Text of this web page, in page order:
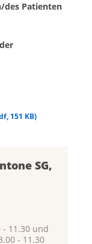
des Patienten
, 151 KB)
SG,
- 11.30 und
- 11.30